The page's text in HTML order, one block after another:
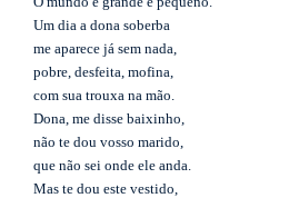
Um dia a dona soberba
me aparece já sem nada,
pobre, desfeita, mofina,
com sua trouxa na mão.
Dona, me disse baixinho,
não te dou vosso marido,
que não sei onde ele anda.
Mas te dou este vestido,